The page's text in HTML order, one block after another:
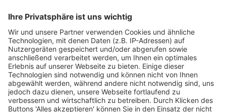
Unter der Leitung von Dr. Alexandra Treutler hat sich dieser
Modulbauweise in Hotels, Wohnungsbauten und
Seniorenimmobilien etabliert.
Mit 24 Jahren Erfahrung in der Unternehmensführung verfügt Dr.
Alexandra Treutler über tiefgehende Expertise in der Skalierung
modularer und serieller Bauweisen, nachhaltiger
Unternehmensentwicklung und digitaler Transformation. Zudem
ist sie Mehrheitsgesellschafterin eines Planungsbüros für